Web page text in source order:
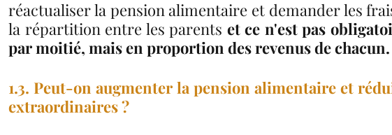
réactualiser la pension alimentaire et demander les
la répartition entre les parents et ce n'est pas
par moitié, mais en proportion des revenus de chacun.
1.3. Peut-on augmenter la pension alimentaire et
extraordinaires ?